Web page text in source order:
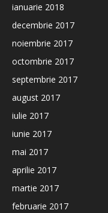
ianuarie 2018
decembrie 2017
noiembrie 2017
octombrie 2017
septembrie 2017
august 2017
iulie 2017
iunie 2017
mai 2017
aprilie 2017
martie 2017
februarie 2017